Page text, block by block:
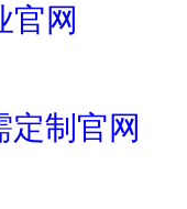
官网
定制官网